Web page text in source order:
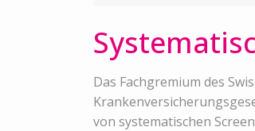
Das Fachgremium des
von systematischen